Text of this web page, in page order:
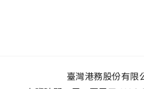
臺灣港務股份有限